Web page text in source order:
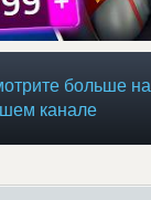
больше на
канале